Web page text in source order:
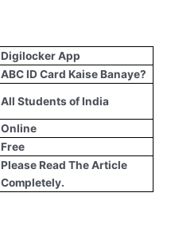
Digilocker App
ABC ID Card Kaise Banaye?
All Students of India
Online
Free
Please Read The Article
Completely.